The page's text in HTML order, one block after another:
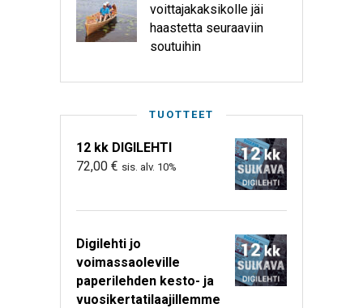
voittajakaksikolle jäi
haastetta seuraaviin
soutuihin
TUOTTEET
12 kk DIGILEHTI
72,00 € sis. alv. 10%
Digilehti jo
voimassaoleville
paperilehden kesto- ja
vuosikertatilaajillemme